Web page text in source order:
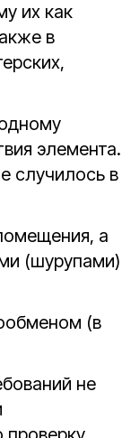
их как
в
элемента.
случилось в
а
(шурупами)
(в
не